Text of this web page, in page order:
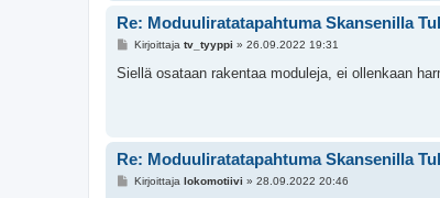
Re: Moduuliratatapahtuma Skansenilla
V
e
Kirjoittaja tv_tyyppi » 26.09.2022 19:31
Siellä osataan rakentaa moduleja, ei ollenkaan
Re: Moduuliratatapahtuma Skansenilla
VKirjoittaja lokomotiivi » 28.09.2022 20:46